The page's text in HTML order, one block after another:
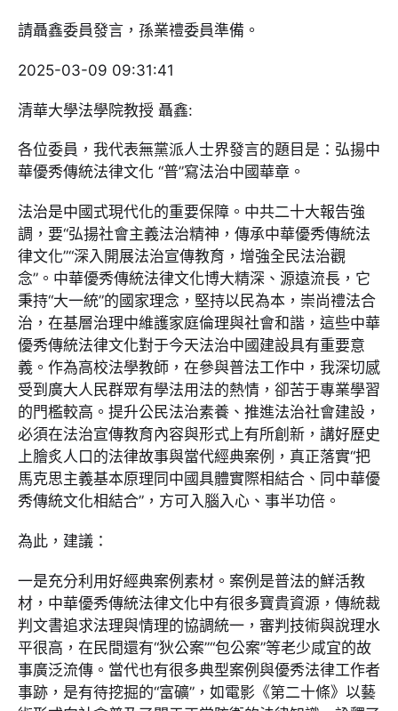
請聶鑫委員發言，孫業禮委員準備。
2025-03-09 09:31:41
清華大學法學院教授 聶鑫:
各位委員，我代表無黨派人士界發言的題目是：弘揚中
華優秀傳統法律文化 “普”寫法治中國華章。
法治是中國式現代化的重要保障。中共二十大報告強
調，要“弘揚社會主義法治精神，傳承中華優秀傳統法
律文化”“深入開展法治宣傳教育，增強全民法治觀
念”。中華優秀傳統法律文化博大精深、源遠流長，它
秉持“大一統”的國家理念，堅持以民為本，崇尚禮法合
治，在基層治理中維護家庭倫理與社會和諧，這些中華
優秀傳統法律文化對于今天法治中國建設具有重要意
義。作為高校法學教師，在參與普法工作中，我深切感
受到廣大人民群眾有學法用法的熱情，卻苦于專業學習
的門檻較高。提升公民法治素養、推進法治社會建設，
必須在法治宣傳教育內容與形式上有所創新，講好歷史
上膾炙人口的法律故事與當代經典案例，真正落實“把
馬克思主義基本原理同中國具體實際相結合、同中華優
秀傳統文化相結合”，方可入腦入心、事半功倍。
為此，建議：
一是充分利用好經典案例素材。案例是普法的鮮活教
材，中華優秀傳統法律文化中有很多寶貴資源，傳統裁
判文書追求法理與情理的協調統一，審判技術與說理水
平很高，在民間還有“狄公案”“包公案”等老少咸宜的故
事廣泛流傳。當代也有很多典型案例與優秀法律工作者
事跡，是有待挖掘的“富礦”，如電影《第二十條》以藝